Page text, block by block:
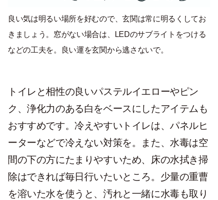
良い気は明るい場所を好むので、玄関は常に明るくしてお
きましょう。窓がない場合は、LEDのサブライトをつける
などの工夫を。良い運を玄関から逃さないで。
トイレと相性の良いパステルイエローやピン
ク、浄化力のある白をベースにしたアイテムも
おすすめです。冷えやすいトイレは、パネルヒ
ーターなどで冷えない対策を。また、水毒は空
間の下の方にたまりやすいため、床の水拭き掃
除はできれば毎日行いたいところ。少量の重曹
を溶いた水を使うと、汚れと一緒に水毒も取り